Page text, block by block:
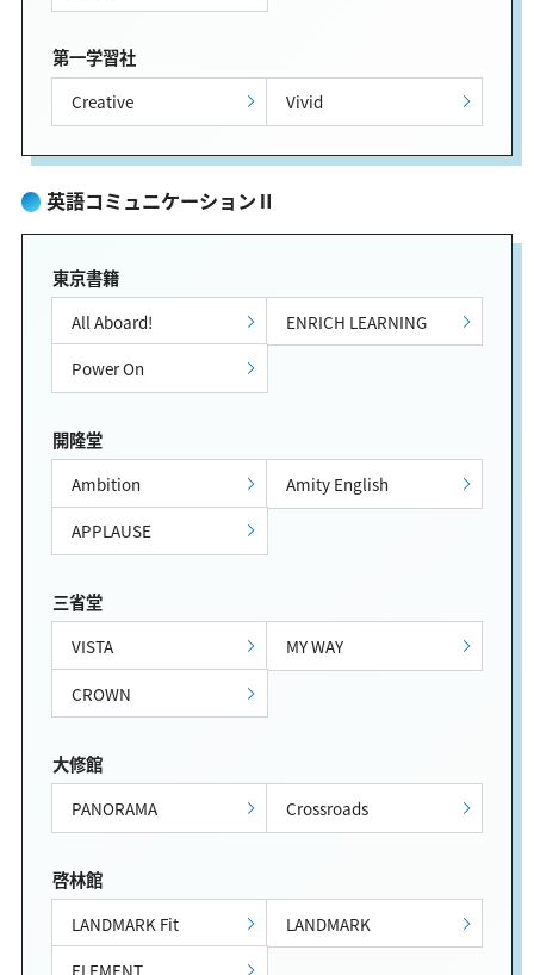
第一学習社
Creative Vivid
英語コミュニケーションⅡ
東京書籍
All Aboard!
ENRICH LEARNING
Power On
開隆堂
Ambition
Amity English
APPLAUSE
三省堂
VISTA
MY WAY
CROWN
大修館
PANORAMA Crossroads
啓林館
LANDMARK Fit
LANDMARK